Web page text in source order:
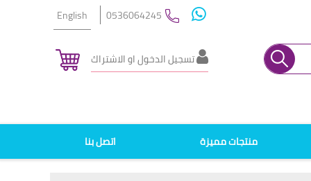
0536064245
English
منتجات مميزة اتصل بنا